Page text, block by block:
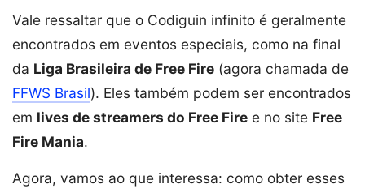
Vale ressaltar que o Codiguin infinito é geralmente
encontrados em eventos especiais, como na final
da Liga Brasileira de Free Fire (agora chamada de
FFWS Brasil). Eles também podem ser encontrados
em lives de streamers do Free Fire e no site Free
Fire Mania.
Agora, vamos ao que interessa: como obter esses